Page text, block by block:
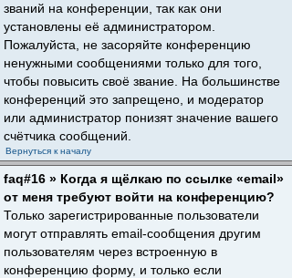
званий на конференции, так как они
установлены её администратором.
Пожалуйста, не засоряйте конференцию
ненужными сообщениями только для того,
чтобы повысить своё звание. На большинстве
конференций это запрещено, и модератор
или администратор понизят значение вашего
счётчика сообщений.
Вернуться к началу
faq#16 » Когда я щёлкаю по ссылке «email»
от меня требуют войти на конференцию?
Только зарегистрированные пользователи
могут отправлять email-сообщения другим
пользователям через встроенную в
конференцию форму, и только если